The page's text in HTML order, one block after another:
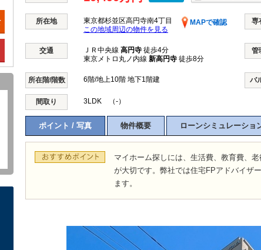
所在地 東京都杉並区高円寺南4丁目
MAPで確認
この地域周辺の物件を見る
専
交通 ＪＲ中央線 高円寺 徒歩4分
東京メトロ丸ノ内線 新高円寺 徒歩8分
管
所在階/階数 6階/地上10階 地下1階建 バ
間取り 3LDK （-）
ポイント / 写真 物件概要 ローンシミュレーショ
マイホーム探しには、生活費、教育費、
が大切です。弊社では住宅FPアドバイザ
ます。